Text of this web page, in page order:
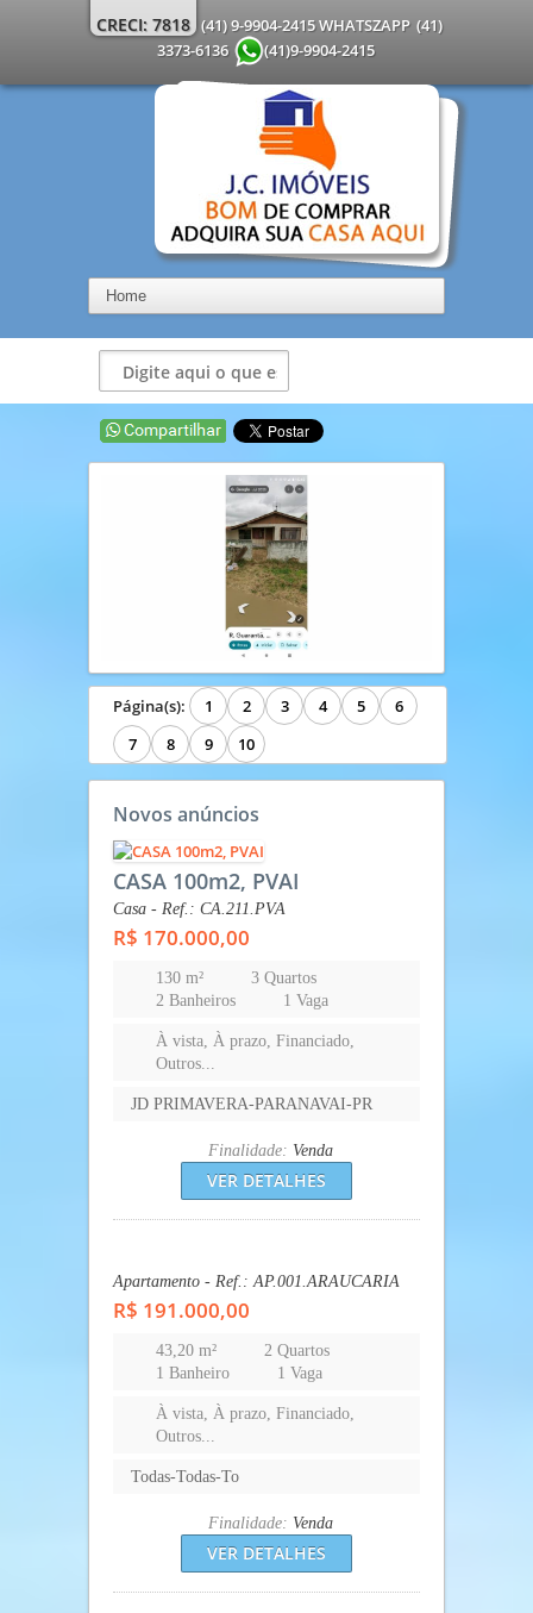
CRECI: 7818 (41) 9-9904-2415 WHATSZAPP (41)
3373-6136
(41)9-9904-2415
Página(s): 1 2 3 4 5
9 10
Novos anúncios
CASA 100m2, PVAI
Casa - Ref.: CA.211.PVA
R$ 170.000,00
130 m²
3 Quartos
2 Banheiros
À vista, À prazo, Financiado,
Finalidade:Venda